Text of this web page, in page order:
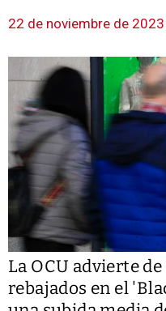
22 de noviembre de 2023
La OCU advierte
rebajados en el